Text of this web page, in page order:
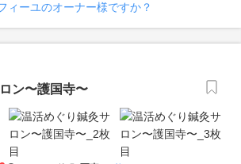
ィーユのオーナー様ですか？
ン〜護国寺〜